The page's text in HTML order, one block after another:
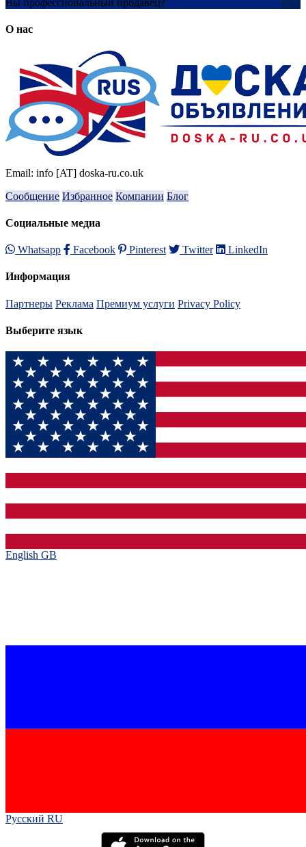
Вы профессиональный продавец?
О нас
Email: info [AT] doska-ru.co.uk
Сообщение Избранное Компании Блог
Социальные медиа
Whatsapp Facebook Pinterest Twitter LinkedIn
Информация
Партнеры Реклама Премиум услуги Privacy Policy
Выберите язык
English GB‎
Русский RU‎